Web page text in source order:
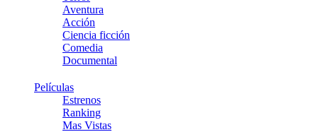
Aventura
Acción
Ciencia ficción
Comedia
Documental
Películas
Estrenos
Ranking
Mas Vistas